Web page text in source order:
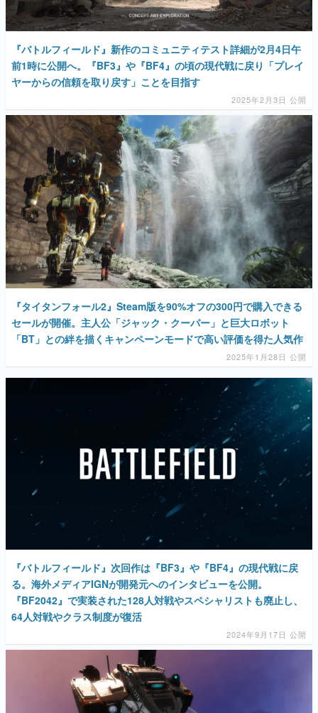
『バトルフィールド』新作のコミュニティテスト詳細が2月4日午
前1時に公開へ。『BF3』や『BF4』の頃の現代戦に戻り「プレイ
ヤーからの信頼を取り戻す」ことを目指す
2025年2月3日 公開
『タイタンフォール2』Steam版を90%オフの300円で購入できる
セールが開催。主人公「ジャック・クーパー」と巨大ロボット
「BT」との絆を描くキャンペーンモードで高い評価を得た人気作
2025年1月28日 公開
『バトルフィールド』次回作は『BF3』や『BF4』の現代戦に戻
る。海外メディアIGNが開発元へのインタビューを公開。
『BF2042』で実装された128人対戦やスペシャリストも廃止し、
64人対戦やクラス制度が復活
2024年9月17日 公開